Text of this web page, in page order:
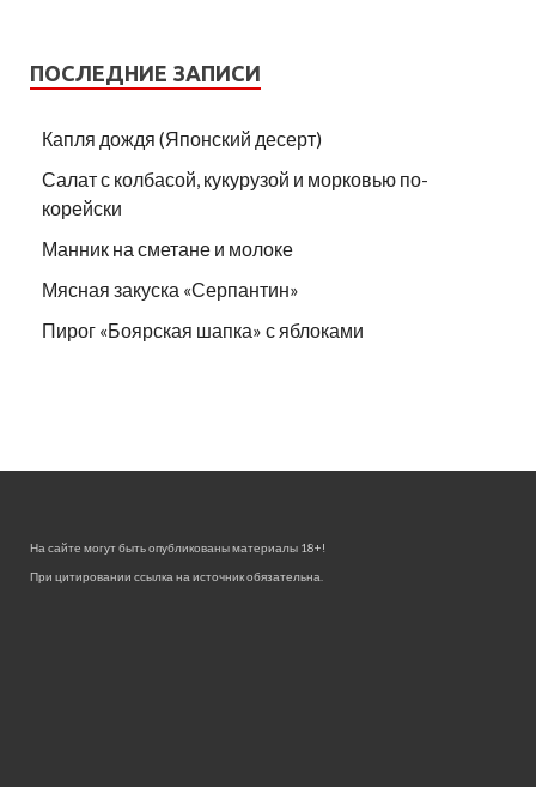
ПОСЛЕДНИЕ ЗАПИСИ
Капля дождя (Японский десерт)
Салат с колбасой, кукурузой и морковью по-
корейски
Манник на сметане и молоке
Мясная закуска «Серпантин»
Пирог «Боярская шапка» с яблоками
На сайте могут быть опубликованы материалы 18+!
При цитировании ссылка на источник обязательна.